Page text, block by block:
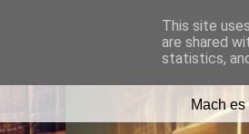
Mach
This site
are shared
statistics,